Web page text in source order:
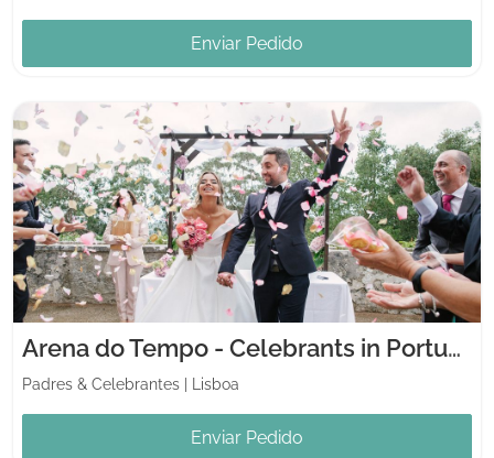
Enviar Pedido
Arena do Tempo - Celebrants in Portugal
Padres & Celebrantes Lisboa
Enviar Pedido